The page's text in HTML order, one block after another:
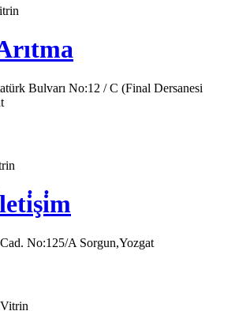
Bulvarı No:12 / C (Final Dersanesi
No:125/A Sorgun,Yozgat
Vitrin